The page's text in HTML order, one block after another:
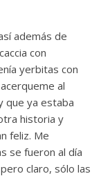
además de
con
yerbitas con
al
que ya estaba
historia y
feliz. Me
se fueron al día
claro, sólo las